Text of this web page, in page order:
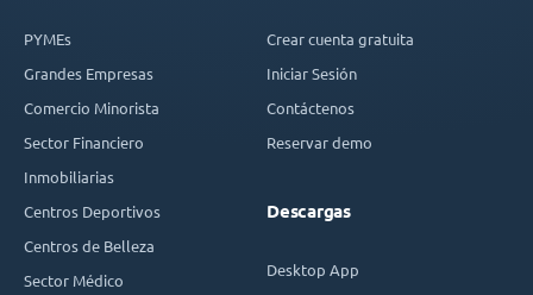
PYMEs
Grandes Empresas
Comercio Minorista
Sector Financiero
Inmobiliarias
Centros Deportivos
Centros de Belleza
Sector Médico
Crear cuenta gratuita
Iniciar Sesión
Contáctenos
Reservar demo
Descargas
Desktop App